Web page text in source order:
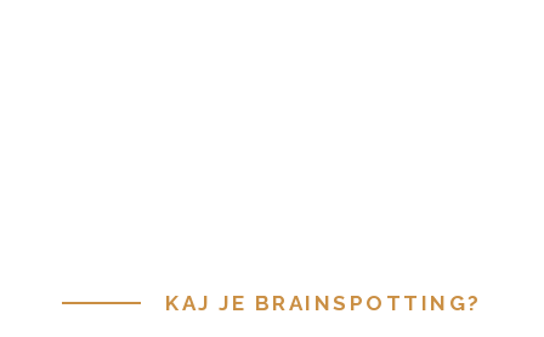
KAJ JE BRAINSPOTTING?